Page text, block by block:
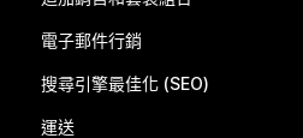
電子郵件行銷
搜尋引擎最佳化 (SEO)
運送